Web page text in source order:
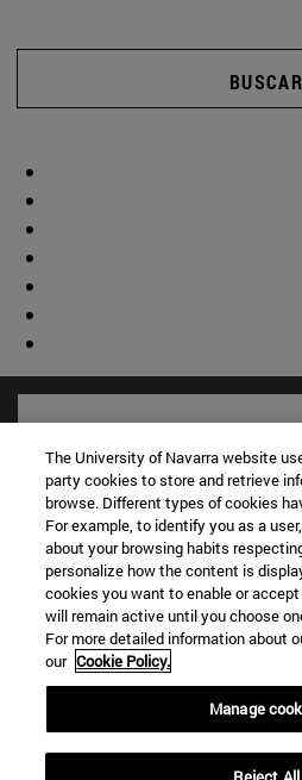
BUSCAR
Accesos directos
Biblioteca(abre en nueva
(abre en nueva
Aula virtual ADI(abre en
Búsqueda de personas
The University of Navarra website
party cookies to store and retrieve
browse. Different types of cookies
For example, to identify you as a
about your browsing habits
personalize how the content is
cookies you want to enable or
will remain active until you choose
For more detailed information about
our Cookie Policy.
Manage